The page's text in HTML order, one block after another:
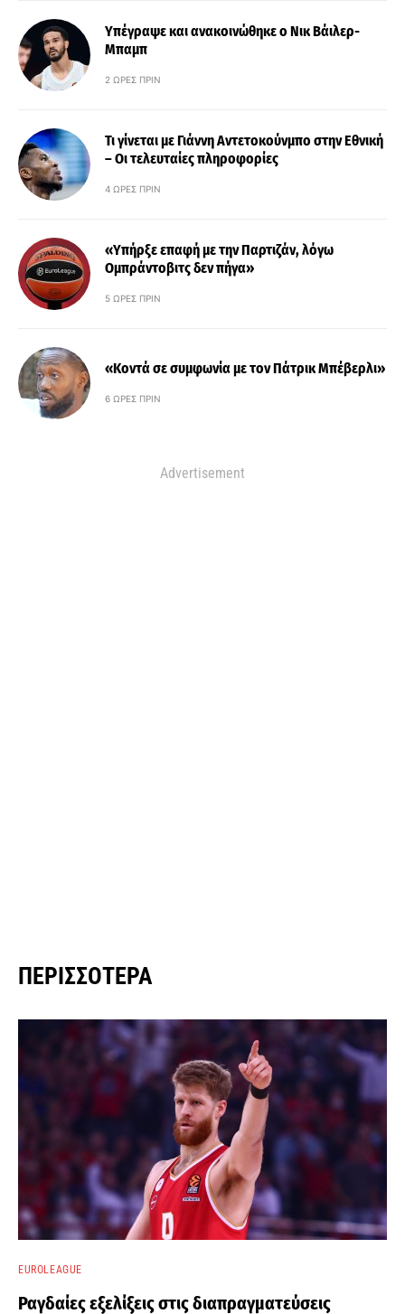
Υπέγραψε και ανακοινώθηκε ο Νικ Βάιλερ-
Μπαμπ
2 ΏΡΕΣ ΠΡΙΝ
Τι γίνεται με Γιάννη Αντετοκούνμπο στην Εθνική
– Οι τελευταίες πληροφορίες
4 ΏΡΕΣ ΠΡΙΝ
«Υπήρξε επαφή με την Παρτιζάν, λόγω
Ομπράντοβιτς δεν πήγα»
5 ΏΡΕΣ ΠΡΙΝ
«Κοντά σε συμφωνία με τον Πάτρικ Μπέβερλι»
6 ΏΡΕΣ ΠΡΙΝ
Advertisement
ΠΕΡΙΣΣΌΤΕΡΑ
EUROLEAGUE
Ραγδαίες εξελίξεις στις διαπραγματεύσεις